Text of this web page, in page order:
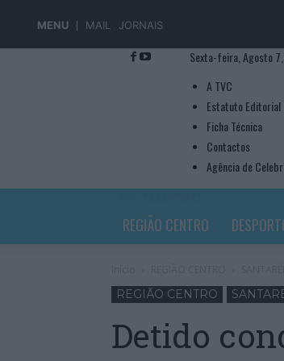
MENU MAIL JORNAIS
Sexta-feira, Agosto
A TVC
Estatuto Editorial
Ficha Técnica
Contactos
Agência de
REGIÃO CENTRO
REGIÃO CENTRO
Detido